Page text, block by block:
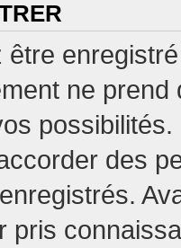
être
ne
possibilités.
des
pris